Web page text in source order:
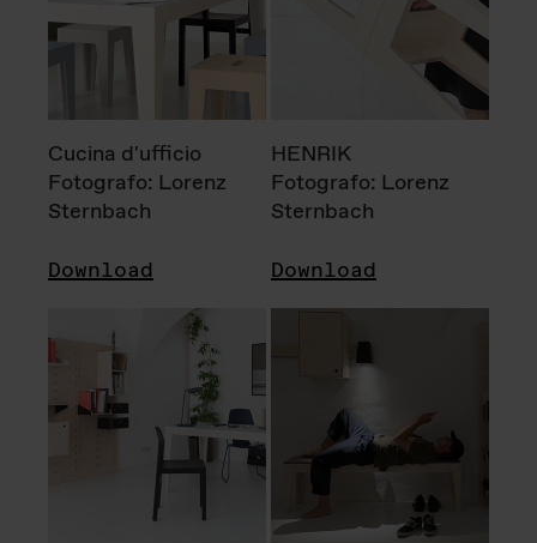
Cucina d'ufficio
Fotografo: Lorenz
Sternbach
Download
HENRIK
Fotografo: Lorenz
Sternbach
Download